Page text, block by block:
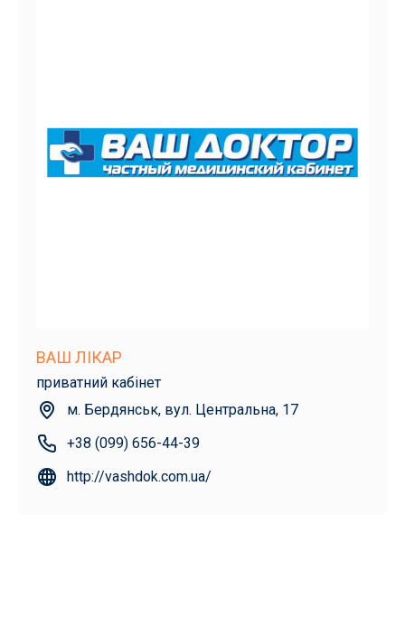
ВАШ ЛІКАР
приватний кабінет
м. Бердянськ, вул. Центральна, 17
+38 (099) 656-44-39
http://vashdok.com.ua/